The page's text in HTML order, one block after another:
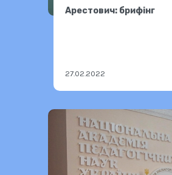
Арестович: брифінг
27.02.2022